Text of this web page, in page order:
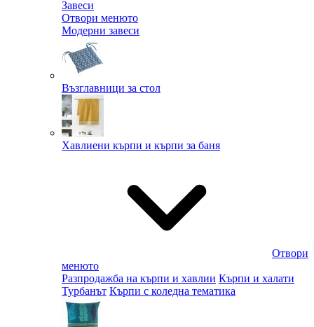
Завеси
Отвори менюто
Модерни завеси
Възглавници за стол
Хавлиени кърпи и кърпи за баня
Отвори
менюто
Разпродажба на кърпи и хавлии Кърпи и халати
Турбанът Кърпи с коледна тематика